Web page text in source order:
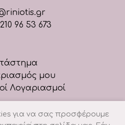
96 53 673
μου
Λογαριασμοί
για να σας προσφέρουμε